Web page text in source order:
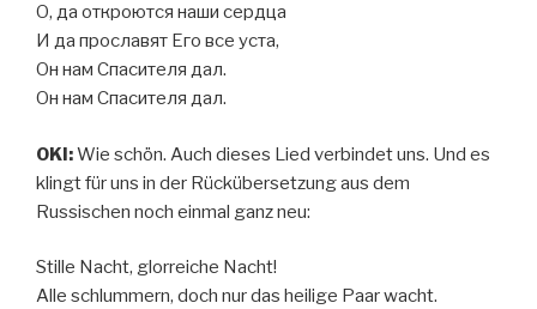
О, да откроются наши сердца
И да прославят Его все уста,
Он нам Спасителя дал.
Он нам Спасителя дал.
OKI:Wie schön. Auch dieses Lied verbindet uns. Und es
klingt für uns in der Rückübersetzung aus dem
Russischen noch einmal ganz neu:
Stille Nacht, glorreiche Nacht!
Alle schlummern, doch nur das heilige Paar wacht.